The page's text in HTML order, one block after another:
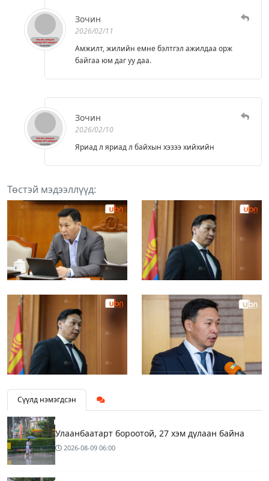
Зочин
2026/02/11
Амжилт, жилийн емне бэлтгэл ажилдаа орж
байгаа юм даг уу даа.
Зочин
2026/02/10
Яриад л яриад л байхын хэзээ хийхийн
Төстэй мэдээллүүд:
Сүүлд нэмэгдсэн
Улаанбаатарт бороотой, 27 хэм дулаан байна
2026-08-09 06:00